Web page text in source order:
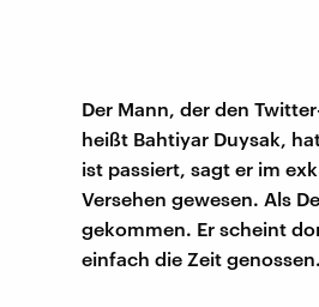
Der Mann, der den
heißt Bahtiyar Duysak,
ist passiert, sagt er im
Versehen gewesen. Als
gekommen. Er scheint
einfach die Zeit genossen.